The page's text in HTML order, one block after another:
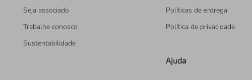
Seja associado
Trabalhe conosco
Sustentabilidade
Políticas de entrega
Política de privacidade
Ajuda